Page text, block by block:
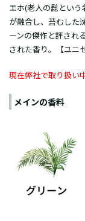
エホ(老人の髭とい
が融合し、苔むした
ーンの傑作と評され
された香り。【ユニ
現在弊社で取り扱い
メインの香料